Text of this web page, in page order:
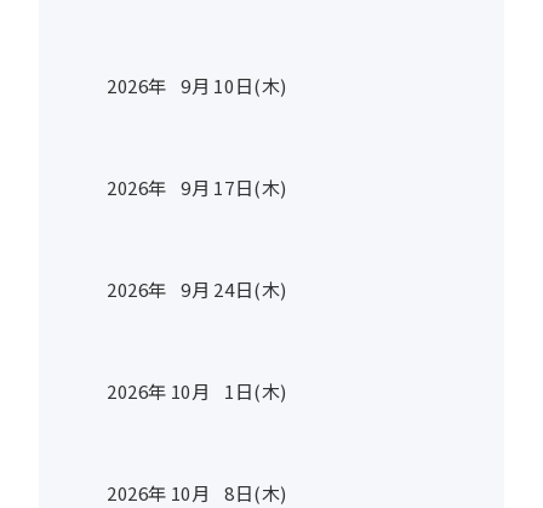
2026年 9月 10日(木)
2026年 9月 17日(木)
2026年 9月 24日(木)
2026年 10月 1日(木)
2026年 10月 8日(木)